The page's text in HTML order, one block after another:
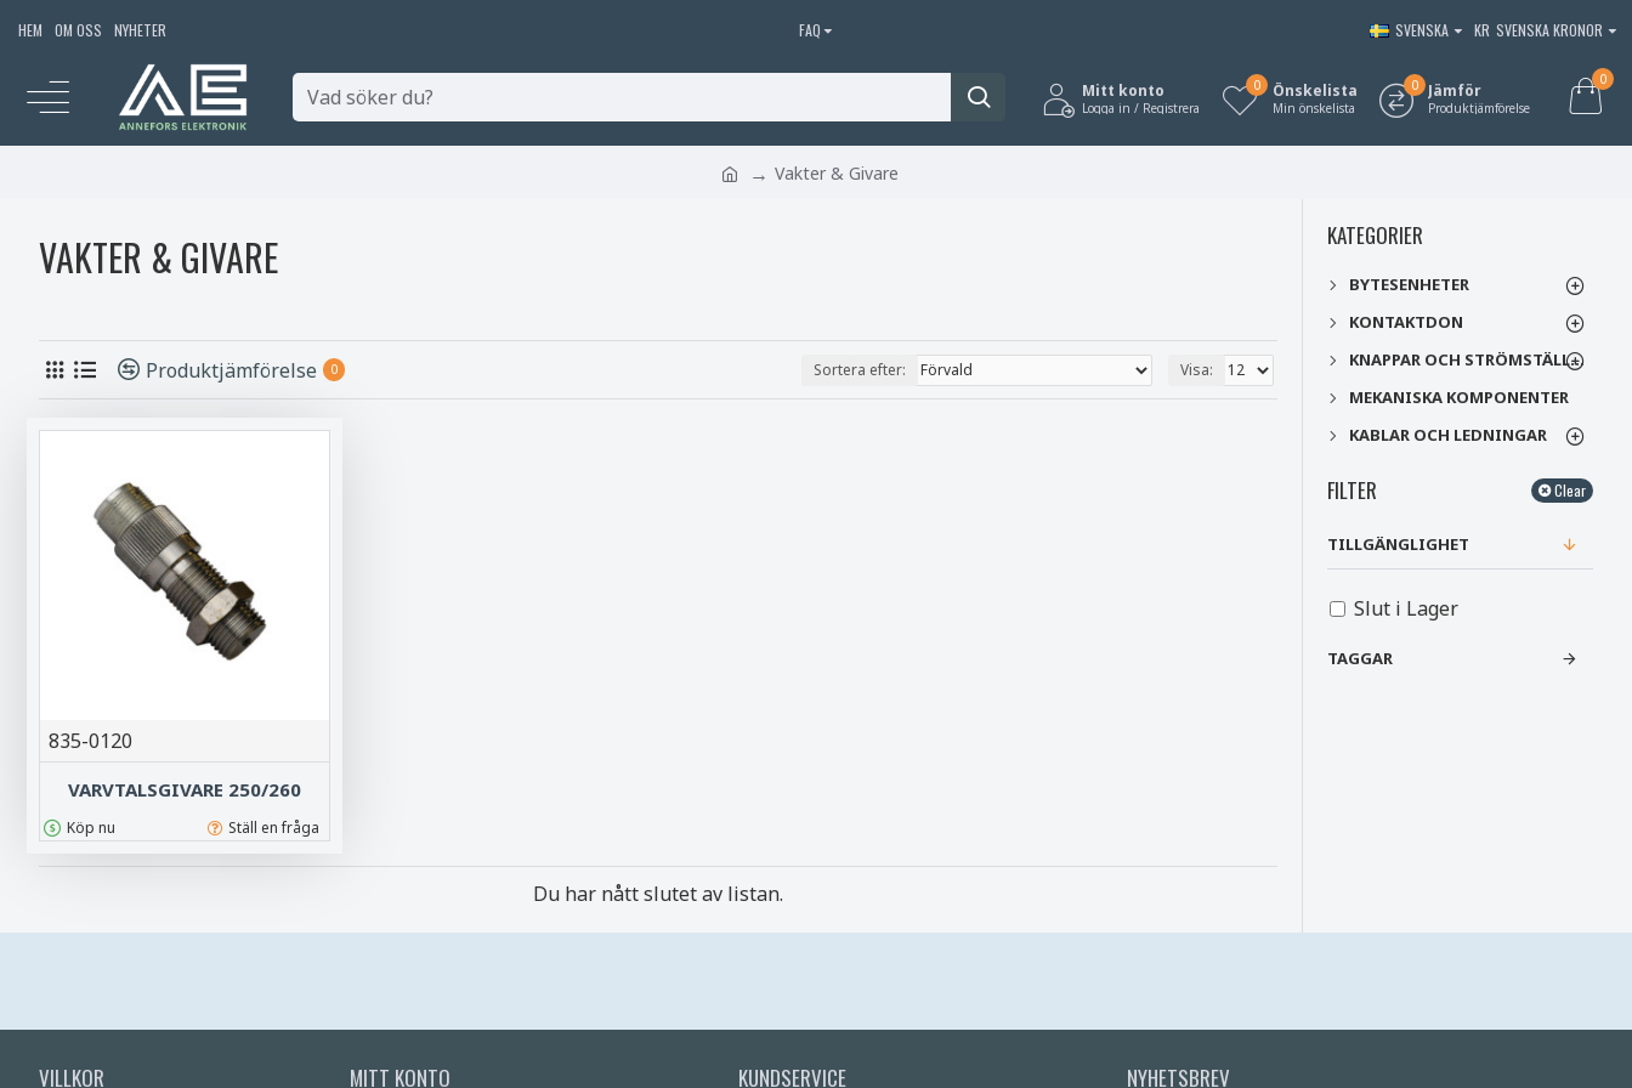
HEM OM OSS NYHETER FAQ SVENSKA KR SVENSKA KRONOR
Mitt konto
Logga in / Registrera
Önskelista
Min önskelista
0 Jämför
Produktjämförelse
0 0
Vakter & Givare
VAKTER & GIVARE
Produktjämförelse 0 Sortera efter: Visa:
835-0120
VARVTALSGIVARE 250/260
Köp nu Ställ en fråga
Du har nått slutet av listan.
KATEGORIER
BYTESENHETER
KONTAKTDON
KNAPPAR OCH STRÖMSTÄLLARE
MEKANISKA KOMPONENTER
KABLAR OCH LEDNINGAR
FILTER Clear
TAGGAR
TILLGÄNGLIGHET
Slut i Lager
VILLKOR MITT KONTO KUNDSERVICE NYHETSBREV